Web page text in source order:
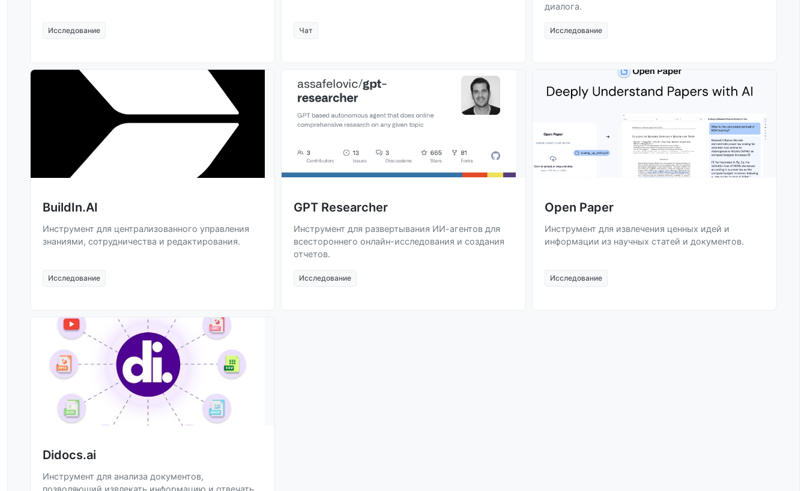
Исследование Чат
диалога.
Исследование
BuildIn.AI
Инструмент для централизованного управления
знаниями, сотрудничества и редактирования.
Исследование
GPT Researcher
Инструмент для развертывания ИИ-агентов для
всестороннего онлайн-исследования и создания
отчетов.
Исследование
Open Paper
Инструмент для извлечения ценных идей и
информации из научных статей и документов.
Исследование
Didocs.ai
Инструмент для анализа документов,
позволяющий извлекать информацию и отвечать